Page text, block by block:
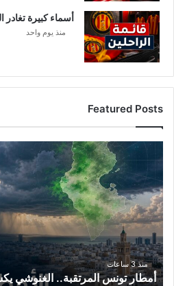
أسماء كبيرة تغادر
منذ يوم واحد
Featured Posts
أمطار
تونس
المرتقبة..
الغنوشي
يكشف
التفاصيل
منذ 3 ساعات
أمطار تونس المرتقبة.. الغنوشي